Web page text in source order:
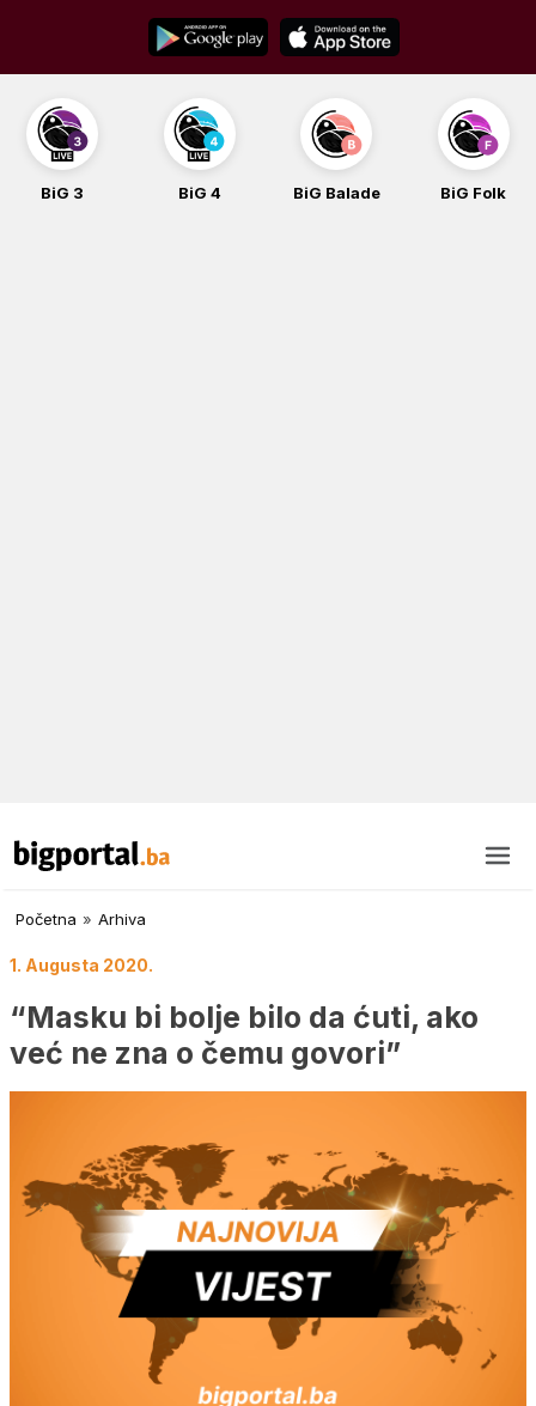
content
BiG 3 BiG 4 BiG Balade BiG Folk
Početna » Arhiva
1. Augusta 2020.
“Masku bi bolje bilo da ćuti, ako
već ne zna o čemu govori”